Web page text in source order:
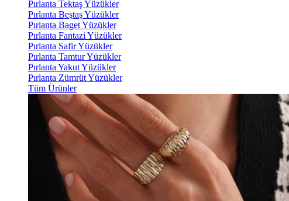
Pırlanta Tektaş Yüzükler
Pırlanta Beştaş Yüzükler
Pırlanta Baget Yüzükler
Pırlanta Fantazi Yüzükler
Pırlanta Safir Yüzükler
Pırlanta Tamtur Yüzükler
Pırlanta Yakut Yüzükler
Pırlanta Zümrüt Yüzükler
Tüm Ürünler